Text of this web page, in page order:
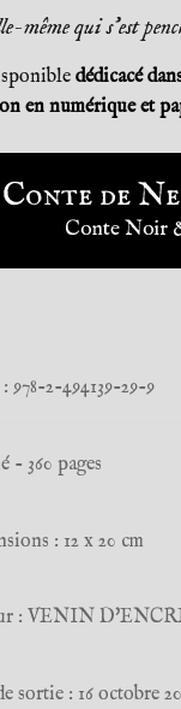
même qui s’est
dédicacé
en numérique et
de
Conte Noir
978-2-494139-29-9
- 360 pages
: 12 x 20 cm
: VENIN
sortie : 16 octobre